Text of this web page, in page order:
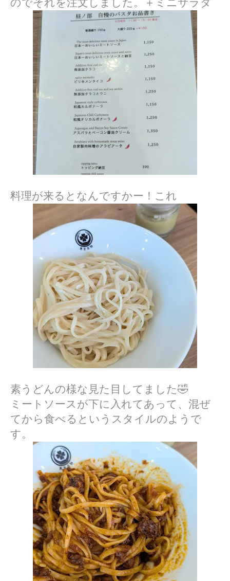
のでそれを注文しました。＋ミニサラダ
料理が来るとなんですかー！これ
素うどんの様な見た目してました🤣
ミートソースが下に入れてあって、混ぜ
てから食べるというスタイルのようで
す。